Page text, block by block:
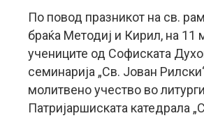
По повод празникот на св.
браќа Методиј и Кирил, на 11
учениците од Софиската
семинарија „Св. Јован
молитвено учество во
Патријаршиската катедрала